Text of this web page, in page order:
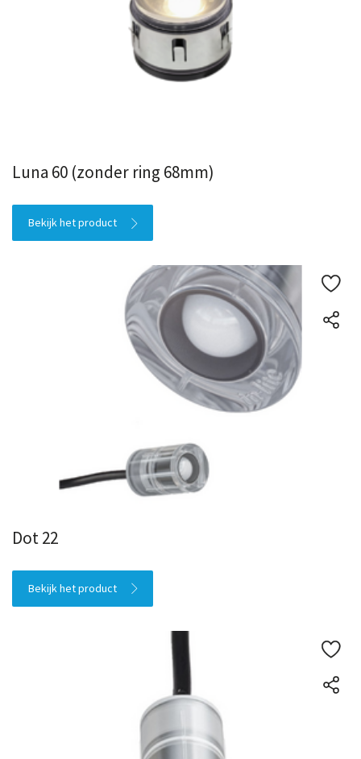
Luna 60 (zonder ring 68mm)
Bekijk het product
Dot 22
Bekijk het product